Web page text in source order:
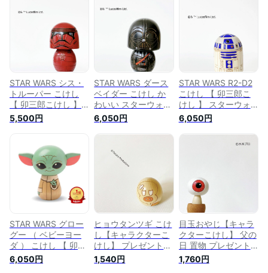
日本製 伝統工芸品
父の日 贈り物 置物
グッズ スターウォー
ズ キャラクター ラ
イトセイバー フィギ
ュア フォース
stayhome 癒し イン
テリア 木製 日本製
伝統工芸品 父の日
贈り物 置物 グッズ
スターウォーズ キャ
ラクター ライトセイ
バー フィギュア フ
ォース マスター
ンテリア 木製 日本
日 贈り物 置物 グッ
ズ スターウォーズ
キャラクター ライト
セイバー フィギュア
フォース
STAR WARS シス・
トルーパー こけし
【 卯三郎こけし 】
スターウォーズ プレ
ゼント ギフト かわ
らし stayhome 癒し
インテリア 木製 日
本製 伝統工芸品 父
の日 贈り物 置物 グ
ッズ スターウォーズ
キャラクター ライト
フォース
5,500円
STAR WARS ダース
ベイダー こけし か
わいい スターウォー
ズ グッズ 置物 プレ
ゼント コラボグッズ
【 卯三郎こけし 】
ギフト おうち時間
暮らし 癒し インテ
リア 木製 日本製 伝
統工芸品 父の日 贈
り物 スターウォーズ
キャラクター ライト
セイバー フィギュア
フォース
6,050円
STAR WARS R2-D2
こけし 【 卯三郎こ
けし 】 スターウォ
ーズ プレゼント ギ
フト おうち時間 暮
らし stayhome 癒し
木製 日本製 伝統工
わいい グッズ キャ
ラクター ライトセイ
バー フィギュア ル
ーク
6,050円
STAR WARS グロー
グー （ ベビーヨー
ダ ） こけし 【 卯三
郎こけし 】 スター
ウォーズ プレゼント
6,050円
ヒョウタンツギ こけ
し【キャラクターこ
けし】 プレゼント
ギフト かわいい お
うち時間 暮らし
1,540円
目玉おやじ【キャラ
クターこけし】 父の
日 置物 プレゼント
インテリアかわいい
ギフト 伝統 こけし
1,760円